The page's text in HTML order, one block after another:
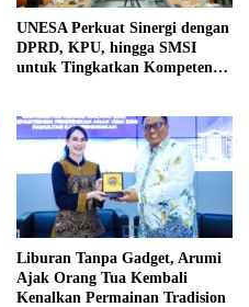
UNESA Perkuat Sinergi dengan
DPRD, KPU, hingga SMSI
untuk Tingkatkan Kompetensi
Liburan Tanpa Gadget, Arumi
Ajak Orang Tua Kembali
Kenalkan Permainan Tradision